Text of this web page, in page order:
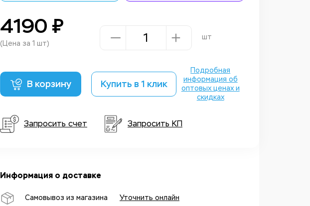
4190 ₽
(Цена за 1 шт)
шт
В корзину Купить в 1 клик
Подробная
информация об
оптовых ценах и
скидках
Запросить счет Запросить КП
Информация о доставке
Самовывоз из магазина Уточнить онлайн